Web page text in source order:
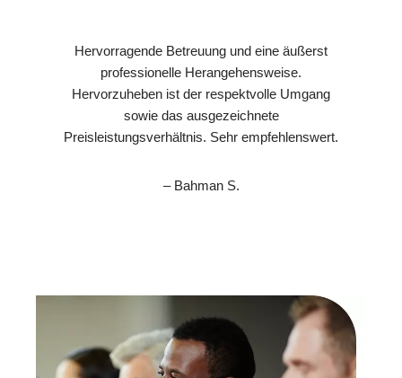
Hervorragende Betreuung und eine äußerst
professionelle Herangehensweise.
Hervorzuheben ist der respektvolle Umgang
sowie das ausgezeichnete
Preisleistungsverhältnis. Sehr empfehlenswert.
– Bahman S.